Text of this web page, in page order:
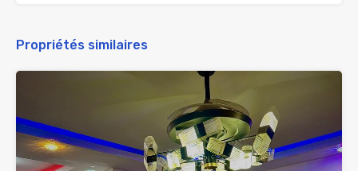
Propriétés similaires